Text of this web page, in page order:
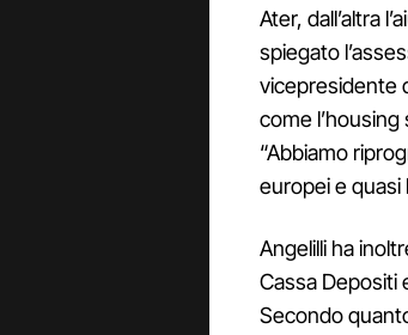
Ater, dall’altra
spiegato
vicepresidente
come
“Abbiamo
europei e
Angelilli ha
Cassa Depositi
Secondo